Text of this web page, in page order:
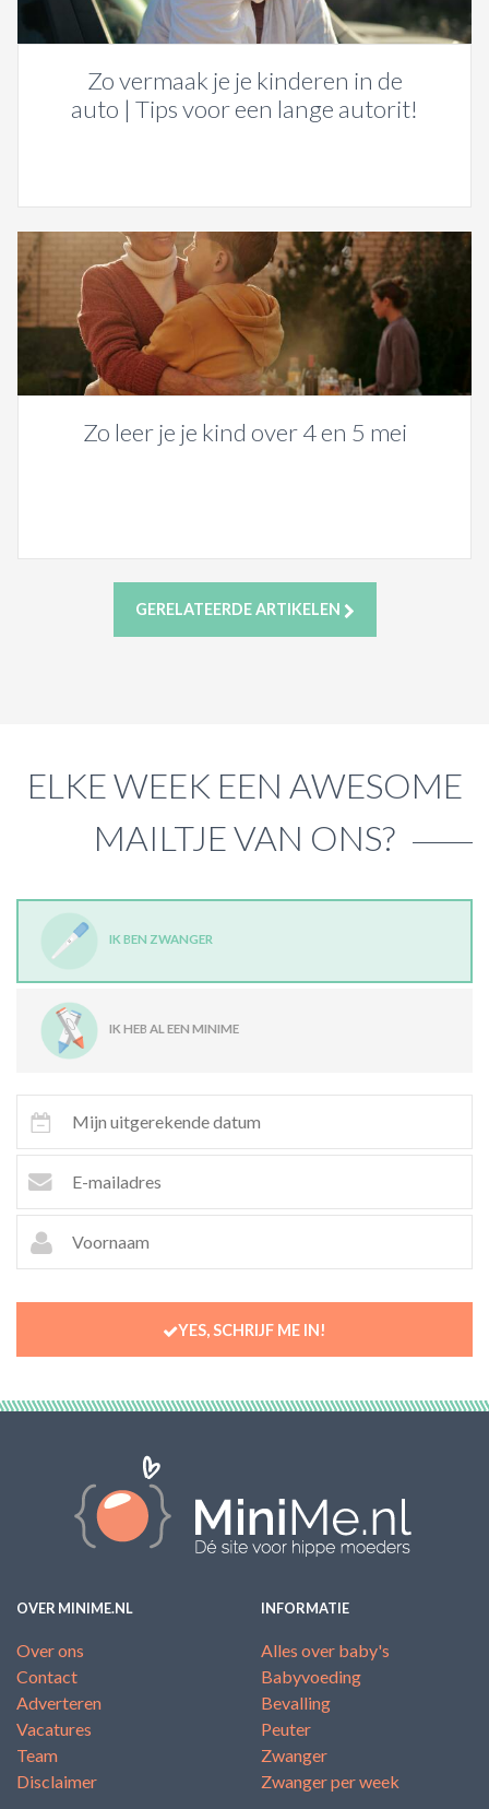
Zo vermaak je je kinderen in de
auto | Tips voor een lange autorit!
Zo leer je je kind over 4 en 5 mei
GERELATEERDE ARTIKELEN
ELKE WEEK EEN AWESOME
MAILTJE VAN ONS?
IK BEN ZWANGER
IK HEB AL EEN MINIME
YES, SCHRIJF ME IN!
OVER MINIME.NL
Over ons
Contact
Adverteren
Vacatures
Team
Disclaimer
INFORMATIE
Alles over baby's
Babyvoeding
Bevalling
Peuter
Zwanger
Zwanger per week